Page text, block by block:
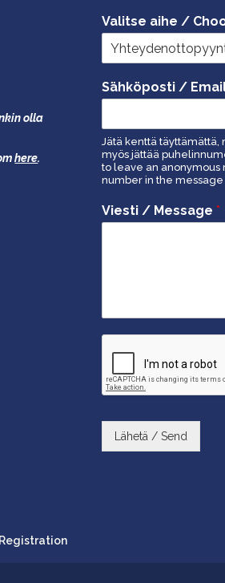
olla
here.
Valitse aihe /
Sähköposti /
Jätä kenttä täyttämättä,
myös jättää
to leave an anonymous
number in the
Viesti / Message *
Lähetä / Send